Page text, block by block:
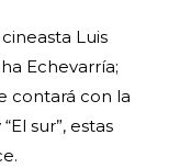
Luis
Echevarría;
contará con la
sur”, estas